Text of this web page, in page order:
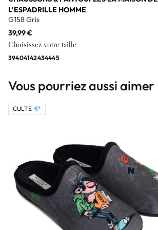
L'ESPADRILLE HOMME
G158 Gris
39,99 €
Choisissez votre taille
39404142434445
Vous pourriez aussi aimer
CULTE 💎